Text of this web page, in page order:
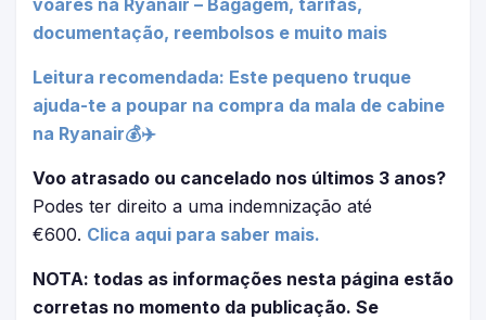
voares na Ryanair – Bagagem, tarifas,
documentação, reembolsos e muito mais
Leitura recomendada: Este pequeno truque
ajuda-te a poupar na compra da mala de cabine
na Ryanair💰✈️
Voo atrasado ou cancelado nos últimos 3 anos?
Podes ter direito a uma indemnização até
€600. Clica aqui para saber mais.
NOTA: todas as informações nesta página estão
corretas no momento da publicação. Se